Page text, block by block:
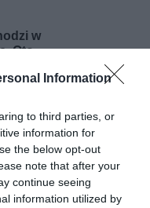
Information
to third parties, or
information for
the below opt-out
note that after your
continue seeing
information utilized by
w
Oto
czyli oświetlenie
zakłócenia cyklu